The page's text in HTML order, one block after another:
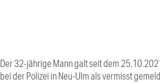
Der 32-jährige Mann galt seit dem
bei der Polizei in Neu-Ulm als vermisst